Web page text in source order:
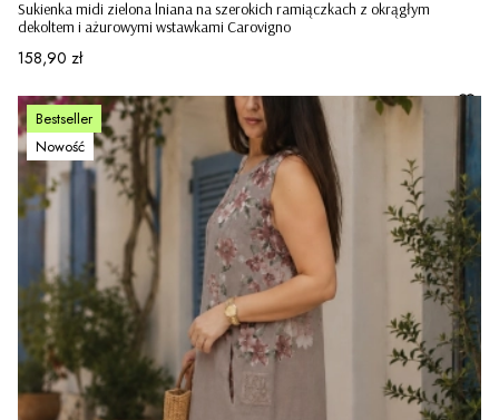
Sukienka midi zielona lniana na szerokich ramiączkach z okrągłym
dekoltem i ażurowymi wstawkami Carovigno
Cena
158,90 zł
Bestseller
Nowość